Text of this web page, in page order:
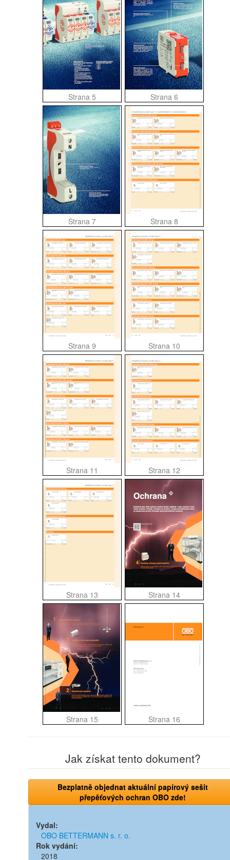
Strana 5 Strana 6
Strana 7 Strana 8
Strana 9 Strana 10
Strana 11 Strana 12
Strana 13 Strana 14
Strana 15 Strana 16
Jak získat tento dokument?
Bezplatně objednat aktuální papírový sešit
přepěťových ochran OBO zde!
Vydal:
OBO BETTERMANN s. r. o.
Rok vydání:
2018